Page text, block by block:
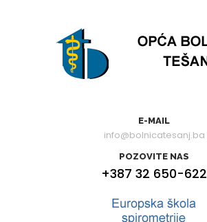
E-MAIL
info@bolnicatesanj.ba
POZOVITE NAS
+387 32 650-622